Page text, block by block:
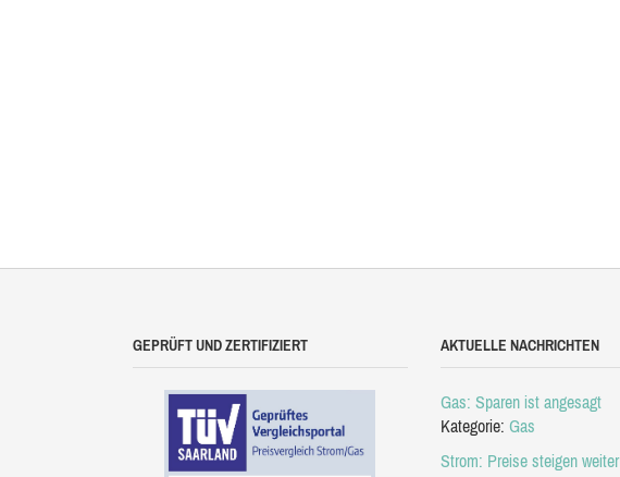
GEPRÜFT UND ZERTIFIZIERT AKTUELLE NACHRICHTEN
Gas: Sparen ist angesagt
Kategorie: Gas
Strom: Preise steigen weiter